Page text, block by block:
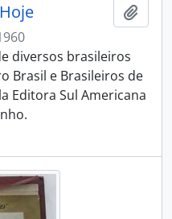
diversos brasileiros
Brasil e Brasileiros de
Editora Sul Americana